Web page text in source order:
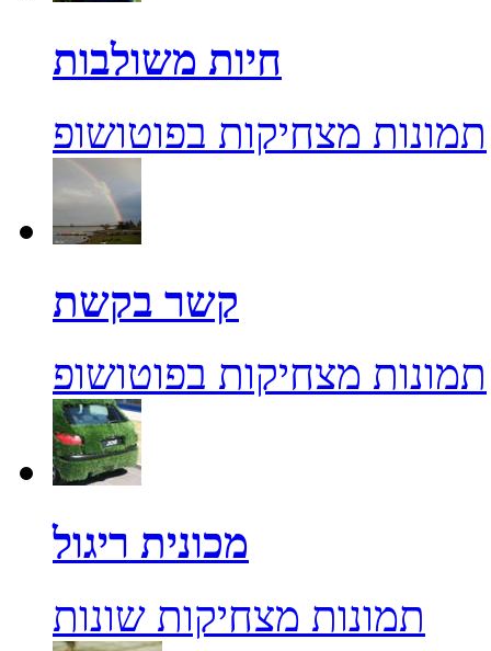
חיות משולבות
תמונות מצחיקות בפוטושופ
קשר בקשת
תמונות מצחיקות בפוטושופ
מכונית ריגול
תמונות מצחיקות שונות